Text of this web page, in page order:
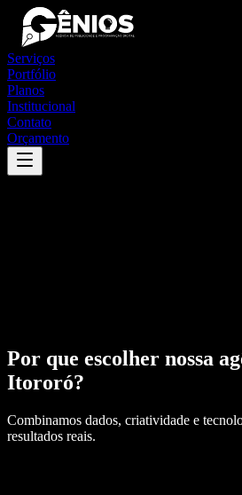
Serviços
Portfólio
Planos
Institucional
Contato
Orçamento
Por que escolher nossa
Itororó?
Combinamos dados, criatividade e
resultados reais.